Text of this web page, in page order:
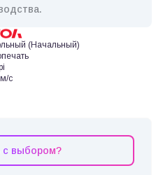
(Начальный)
с
с выбором?